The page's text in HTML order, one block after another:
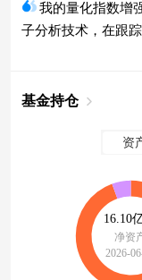
我的量化指数增
子分析技术，在跟
基金持仓
资
16.10
净资
2026-